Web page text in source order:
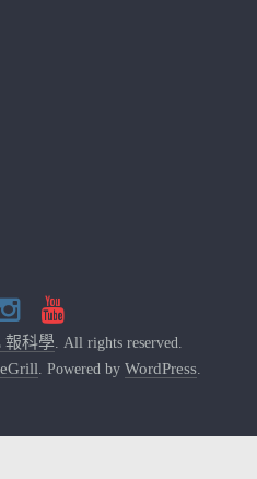
報科學. All rights reserved.
. Powered by WordPress.